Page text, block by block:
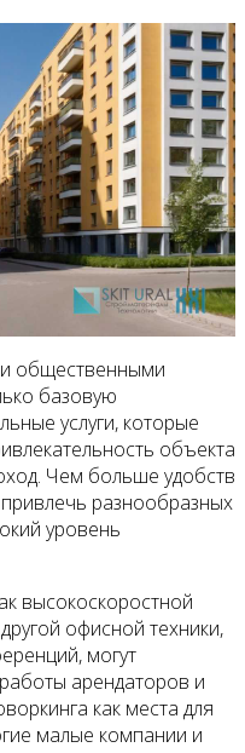
и общественными
базовую
услуги, которые
объекта
Чем больше удобств
разнообразных
уровень
высокоскоростной
офисной техники,
могут
арендаторов и
как места для
малые компании и